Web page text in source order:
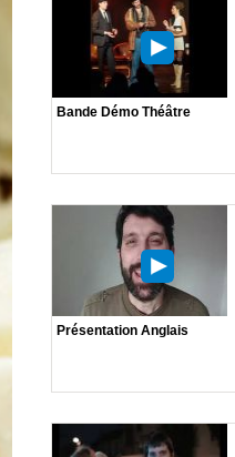
Bande Démo Théâtre
Présentation Anglais